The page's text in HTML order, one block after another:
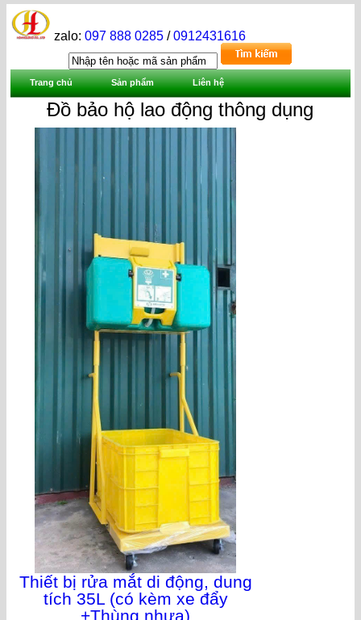
zalo:097 888 0285 /0912431616
Trang chủ Sản phẩm Liên hệ
Đồ bảo hộ lao động thông dụng
Thiết bị rửa mắt di động, dung
tích 35L (có kèm xe đẩy
+Thùng nhựa)